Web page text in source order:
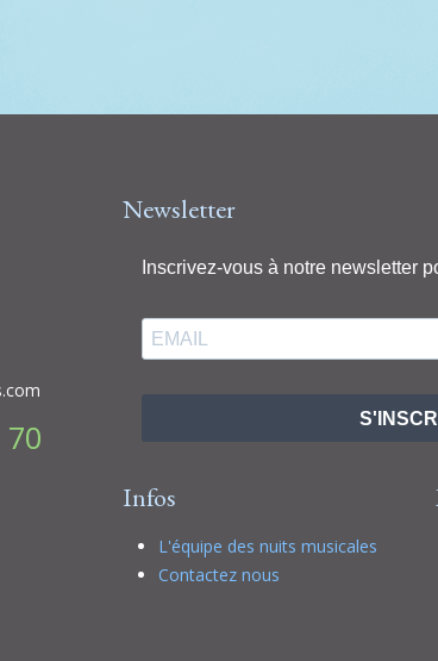
70
Newsletter
Inscrivez-vous à notre newsletter
Infos
L'équipe des nuits musicales
Contactez nous